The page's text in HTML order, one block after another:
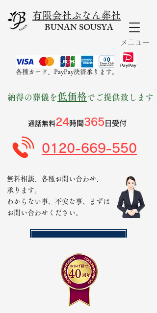
有限会社ぶなん葬社
BUNAN SOUSYA
​ メニュー
各種カード、PayPay決済承ります。
納得の葬儀を低価格でご提供致します
通話無料24時間 365 日受付
0120-669-550
無料相談、各種お問い合わせ、
承ります。
わからない事、不安な事、まずは
お問い合わせください。
お急ぎの方